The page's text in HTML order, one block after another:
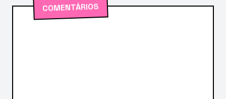
COMENTÁRIOS